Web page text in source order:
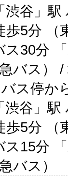
渋谷」
歩5分 （
ス30分
バス）
ス停か
渋谷」駅
歩5分 （
ス15分
バス）